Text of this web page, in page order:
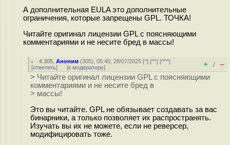
А дополнительная EULA это дополнительные
ограничения, которые запрещены GPL. ТОЧКА!
Читайте оригинал лицензии GPL с поясняющими
комментариями и не несите бред в массы!
4.305 ,Аноним (305), 05:40, 28/07/2025 [^] [^^] [^^^]
[ответить] [к модератору] + / –
> Читайте оригинал лицензии GPL с поясняющими
комментариями и не несите бред в
> массы!
Это вы читайте. GPL не обязывает создавать за вас
бинарники, а только позволяет их распространять.
Изучать вы их не можете, если не реверсер,
модифицировать тоже.